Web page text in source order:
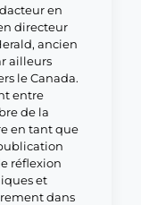
en
directeur
ancien
ailleurs
le Canada.
entre
de la
en tant que
réflexion
et
dans